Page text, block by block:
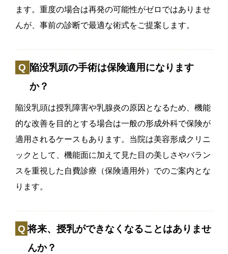
ます。重度の場合は再発の可能性がゼロではありませ
んが、事前の診断で最適な術式をご提案します。
陥没乳頭の手術は保険適用になります
か？
陥没乳頭は授乳障害や乳腺炎の原因となるため、機能
的な改善を目的とする場合は一般の形成外科で保険が
適用されるケースもあります。当院は美容形成クリニ
ックとして、機能面に加えて見た目の美しさやバラン
スを重視した自費診療（保険適用外）でのご案内とな
ります。
将来、授乳ができなくなることはありませ
んか？